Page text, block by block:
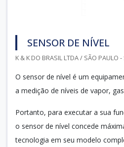
SENSOR DE NÍVEL
K & K DO BRASIL LTDA / SÃO PAULO -
O sensor de nível é um
a medição de níveis de vapor,
Portanto, para executar a sua
o sensor de nível concede
tecnologia em seu modelo